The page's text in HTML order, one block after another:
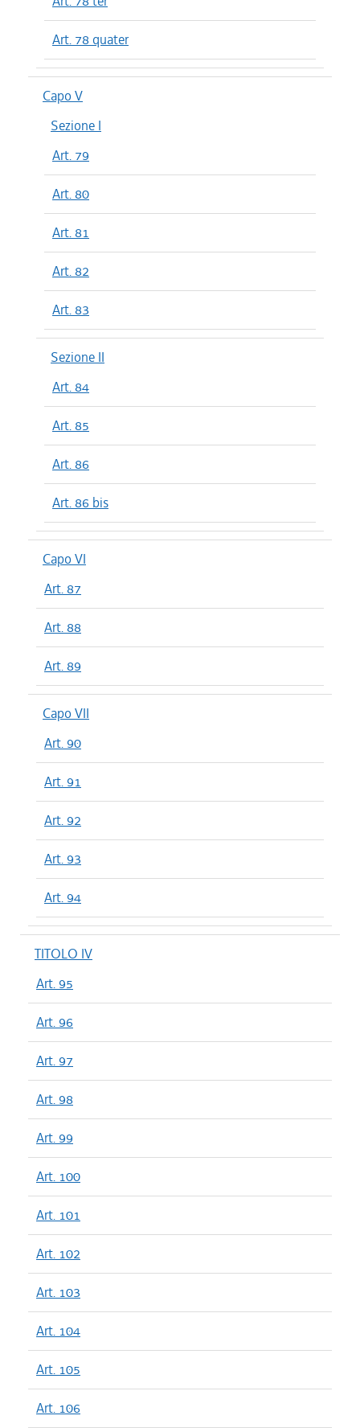
Art. 78 quater
Capo V
Sezione I
Art. 79
Art. 80
Art. 81
Art. 82
Art. 83
Sezione II
Art. 84
Art. 85
Art. 86
Art. 86 bis
Capo VI
Art. 87
Art. 88
Art. 89
Capo VII
Art. 90
Art. 91
Art. 92
Art. 93
Art. 94
TITOLO IV
Art. 95
Art. 96
Art. 97
Art. 98
Art. 99
Art. 100
Art. 101
Art. 102
Art. 103
Art. 104
Art. 105
Art. 106